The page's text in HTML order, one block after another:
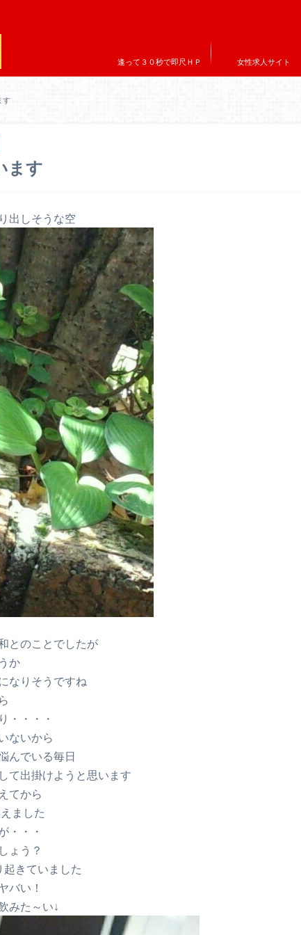
逢って３０秒で即尺ＨＰ 女性求人サイト
す
ます
出しそうな空
とのことでしたが
か
なりそうですね
・・・・
ないから
んでいる毎日
て出掛けようと思います
てから
ました
・・・
ょう？
きていました
バい！
みた～い↓